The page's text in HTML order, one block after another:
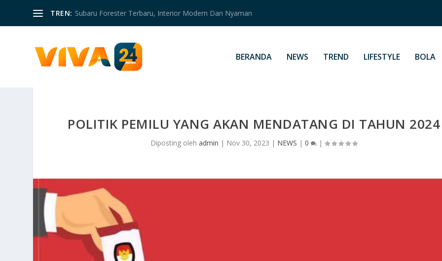
TREN: Subaru Forester Terbaru, Interior Modern Dan Nyaman
BERANDA NEWS TREND LIFESTYLE BOLA
POLITIK PEMILU YANG AKAN MENDATANG DI TAHUN 2024
Diposting olehadmin | Nov 30, 2023 | NEWS |0 |